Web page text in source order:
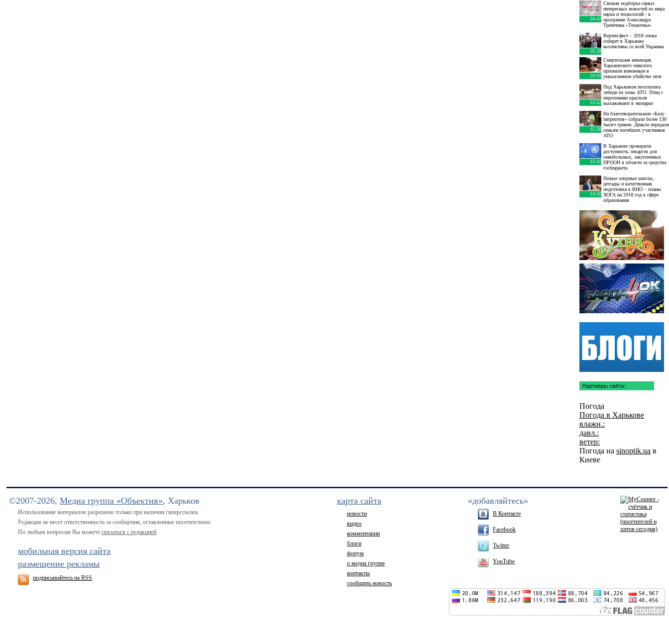
16:41
Свежая подборка самых
интересных новостей из мира
науки и технологий - в
программе Александра
Трепетина «Технотека»
16:28
Вертеп-фест – 2018 снова
соберет в Харькове
коллективы со всей Украины
16:01
Смертельная инъекция.
Харьковского онколога
признали виновным в
умышленном убийстве зятя
15:52
Под Харьковом поселились
лебеди из зоны АТО. Птиц с
переломами крыльев
выхаживают в экопарке
15:38
На благотворительном «Балу
патриотов» собрали более 130
тысяч гривен. Деньги передали
семьям погибших участников
АТО
15:31
В Харькове проверили
доступность лекарств для
онкобольных, закупленных
ПРООН в области за средства
госбюджета
14:50
Новые опорные школы,
детсады и качественная
подготовка к ВНО – планы
ХОГА на 2018 год в сфере
образования
Погода
Погода в Харькове
влажн.:
давл.:
ветер:
Погода на sinoptik.ua в
Киеве
©2007-2026,Медиа группа «Объектив», Харьков
Использование материалов разрешено только при наличии гиперссылки.
Редакция не несет ответственность за сообщения, оставленные посетителями.
По любым вопросам Вы можетесвязаться с редакцией
мобильная версия сайта
размещение рекламы
подписывайтесь на RSS
карта сайта
новости
видео
комментарии
блоги
форум
о медиа группе
контакты
сообщить новость
«добавляйтесь»
В Контакте
Facebook
Twitter
YouTube